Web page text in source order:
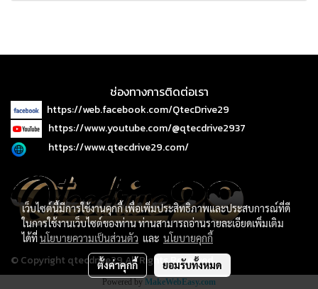
ช่องทางการติดต่อเรา
https://web.facebook.com/QtecDrive29
https://www.youtube.com/@qtecdrive2937
https://www.qtecdrive29.com/
© Copyright qtecdrive29 All Rights Reserved.
Powered by MakeWebEasy.com
เว็บไซต์นี้มีการใช้งานคุกกี้ เพื่อเพิ่มประสิทธิภาพและประสบการณ์ที่ดี
ในการใช้งานเว็บไซต์ของท่าน ท่านสามารถอ่านรายละเอียดเพิ่มเติม
ได้ที่นโยบายความเป็นส่วนตัว และ นโยบายคุกกี้
ตั้งค่าคุกกี้ ยอมรับทั้งหมด